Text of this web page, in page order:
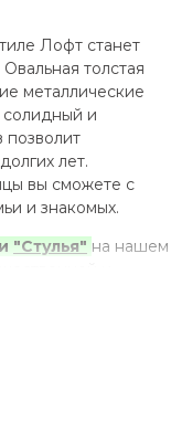
Лофт станет
толстая
металлические
солидный и
позволит
лет.
вы сможете с
и знакомых.
и "Стулья" на нашем